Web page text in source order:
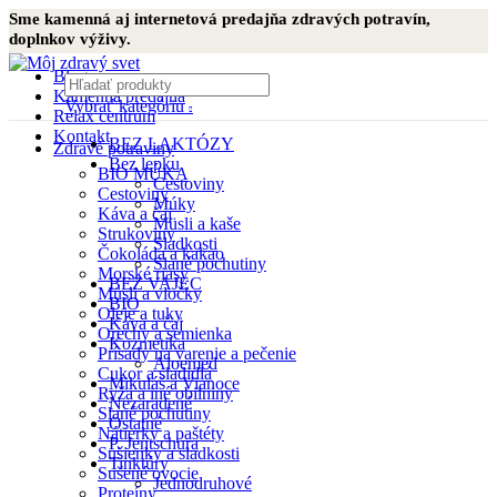
Sme kamenná aj internetová predajňa zdravých potravín,
doplnkov výživy.
Blog
Kamenná predajňa
Relax centrum
Kontakt
Vybrať kategóriu
BEZ LAKTÓZY
Bez lepku
Cestoviny
Múky
Müsli a kaše
Sladkosti
Slané pochutiny
BEZ VAJEC
BIO
Káva a čaj
Kozmetika
Aloemed
Mikuláš a Vianoce
Nezaradené
Ostatné
P. Jentschura
Tinktúry
Jednodruhové
Zdravé potraviny
BIO MÚKA
Cestoviny
Káva a čaj
Strukoviny
Čokoláda a kakao
Morské riasy
Müsli a vločky
Oleje a tuky
Orechy a semienka
Prísady na varenie a pečenie
Cukor a sladidlá
Ryža a iné obilniny
Slané pochutiny
Nátierky a paštéty
Sušienky a sladkosti
Sušené ovocie
Proteíny